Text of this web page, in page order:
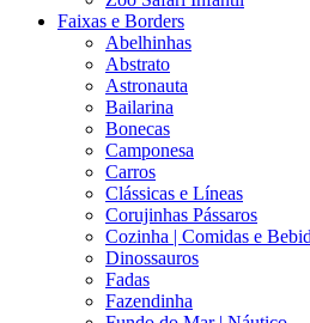
Faixas e Borders
Abelhinhas
Abstrato
Astronauta
Bailarina
Bonecas
Camponesa
Carros
Clássicas e Líneas
Corujinhas Pássaros
Cozinha | Comidas e
Dinossauros
Fadas
Fazendinha